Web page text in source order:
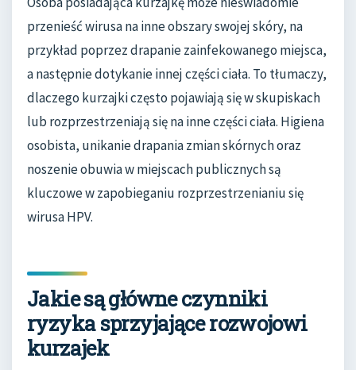
przenieść wirusa na inne obszary swojej skóry, na
przykład poprzez drapanie zainfekowanego miejsca,
a następnie dotykanie innej części ciała. To tłumaczy,
dlaczego kurzajki często pojawiają się w skupiskach
lub rozprzestrzeniają się na inne części ciała. Higiena
osobista, unikanie drapania zmian skórnych oraz
noszenie obuwia w miejscach publicznych są
kluczowe w zapobieganiu rozprzestrzenianiu się
wirusa HPV.
Jakie są główne czynniki
ryzyka sprzyjające rozwojowi
kurzajek